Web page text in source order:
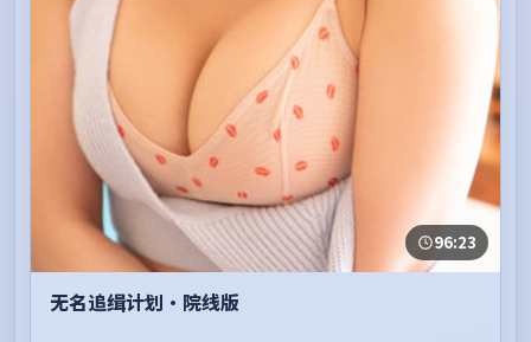
96:23
无名追缉计划·院线版